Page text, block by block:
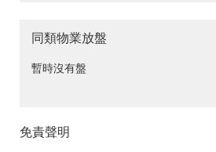
同類物業放盤
暫時沒有盤
免責聲明